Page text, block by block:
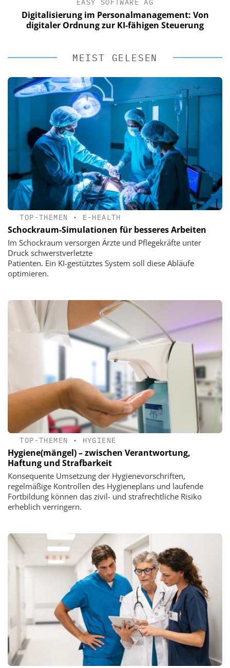
EASY SOFTWARE AG
Digitalisierung im Personalmanagement: Von
digitaler Ordnung zur KI-fähigen Steuerung
MEIST GELESEN
TOP-THEMEN • E-HEALTH
Schockraum-Simulationen für besseres Arbeiten
Im Schockraum versorgen Ärzte und Pflegekräfte unter
Druck schwerstverletzte
Patienten. Ein KI-gestütztes System soll diese Abläufe
optimieren.
TOP-THEMEN • HYGIENE
Hygiene(mängel) – zwischen Verantwortung,
Haftung und Strafbarkeit
Konsequente Umsetzung der Hygienevorschriften,
regelmäßige Kontrollen des Hygieneplans und laufende
Fortbildung können das zivil- und strafrechtliche Risiko
erheblich verringern.